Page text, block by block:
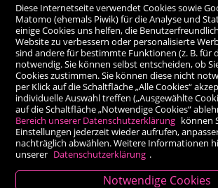
Diese Internetseite verwendet Cookies sowie
Matomo (ehemals Piwik) für die Analyse und
einige Cookies uns helfen, die
Website zu verbessern oder personalisierte
sind andere für bestimmte Funktionen (z. B. für
notwendig. Sie können selbst entscheiden, ob
Cookies zustimmen. Sie können diese nicht
per Klick auf die Schaltfläche „Alle Cookies“
individuelle Auswahl treffen („Ausgewählte
auf die Schaltfläche „Notwendige Cookies“
Bereich unserer Datenschutzerklärung können
Einstellungen jederzeit wieder aufrufen,
nachträglich abwählen. Weitere Informationen
unserer Datenschutzerklärung .
Notwendige Cookies